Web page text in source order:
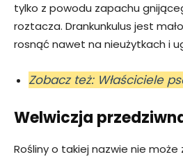
tylko z powodu zapachu
roztacza. Drankunkulus jest
rosnąć nawet na nieużytkach i
Zobacz też: Właściciele
Welwiczja
Rośliny o takiej nazwie nie może